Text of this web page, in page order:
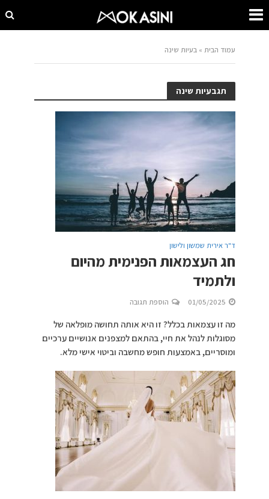
עמוד הבית »בעיות שינה
תגבעיות שינה
ד"ר אירית שמשון ולישון
חג העצמאות הפנימית מהיום
ולתמיד
01/05/2025 הוספת תגובה
מה זו עצמאות בכלל? זו היא אותה תחושה מופלאה של
מסוגלות לנהל את חיי, בהתאם למצפנים אנושיים ערכיים
ומוסריים, באמצעות חופש מחשבה וביטוי אישי מלא.